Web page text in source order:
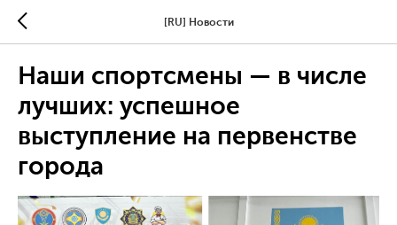
[RU] Новости
Наши спортсмены — в числе
лучших: успешное
выступление на первенстве
города